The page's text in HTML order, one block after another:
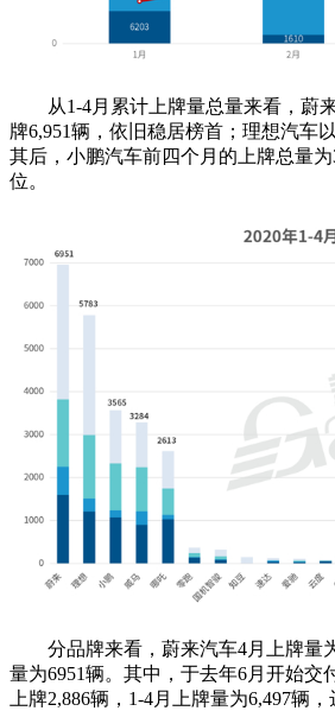
从1-4月累计上牌量总量来看，蔚
牌6,951辆，依旧稳居榜首；理想汽车
其后，小鹏汽车前四个月的上牌总量
位。
分品牌来看，蔚来汽车4月上牌量
量为6951辆。其中，于去年6月开始交
上牌2,886辆，1-4月上牌量为6,497辆